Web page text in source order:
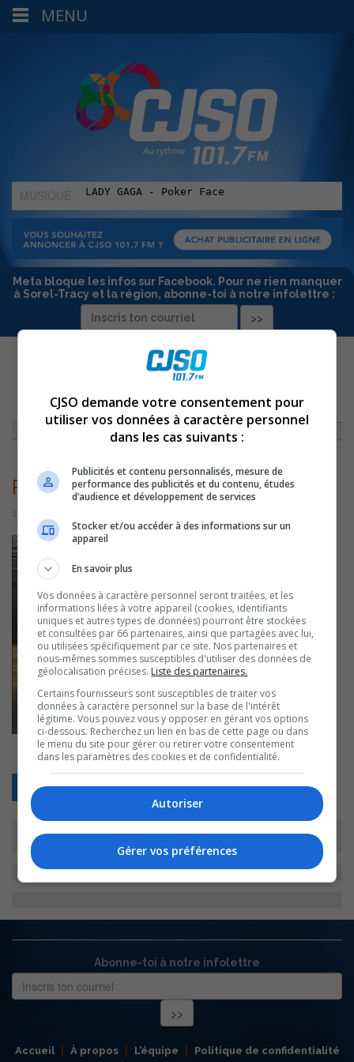
MUSIQUE
:
Meta bloque les infos sur Facebook. Pour ne rien manquer
à Sorel-Tracy et la région, abonne-toi à notre infolettre :
THÈME DU 75E ANNIVERSAIRE DE NAISSANCE DE GUY LAFLEUR LE 23
FETENATIONALESORELTRACY
FeteNationaleSorelTracy
10 juin 2026 | Par Sylvain Rochon
Retour
Abonne-toi à notre infolettre
Accueil À propos L’équipe
Politique de confidentialité
MENU
CJSO demande votre consentement pour
utiliser vos données à caractère personnel
dans les cas suivants :
Publicités et contenu personnalisés, mesure de
performance des publicités et du contenu, études
d’audience et développement de services
Stocker et/ou accéder à des informations sur un
appareil
En savoir plus
Vos données à caractère personnel seront traitées, et les
informations liées à votre appareil (cookies, identifiants
uniques et autres types de données) pourront être stockées
et consultées par 66 partenaires, ainsi que partagées avec lui,
ou utilisées spécifiquement par ce site. Nos partenaires et
nous-mêmes sommes susceptibles d'utiliser des données de
géolocalisation précises. Liste des partenaires.
Certains fournisseurs sont susceptibles de traiter vos
données à caractère personnel sur la base de l'intérêt
légitime. Vous pouvez vous y opposer en gérant vos options
ci-dessous. Recherchez un lien en bas de cette page ou dans
le menu du site pour gérer ou retirer votre consentement
dans les paramètres des cookies et de confidentialité.
Autoriser
Gérer vos préférences